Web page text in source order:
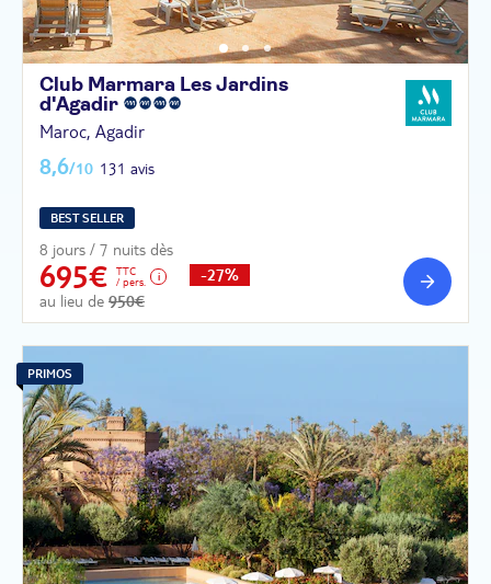
Club Marmara Les Jardins
d'Agadir
Maroc, Agadir
8,6/10 131 avis
BEST SELLER
8 jours / 7 nuits dès
695€
TTC
/ pers.
au lieu de 950€
-27%
PRIMOS